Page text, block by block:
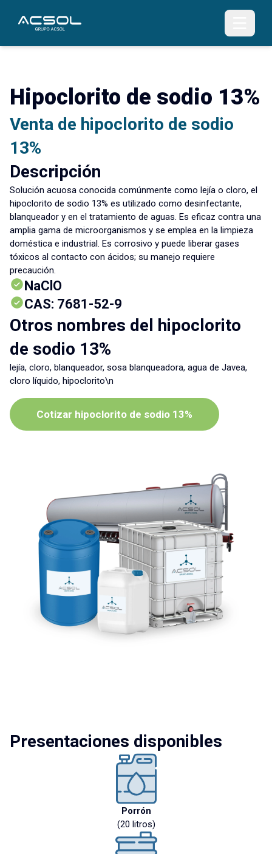
Hipoclorito de sodio 13%
Venta de hipoclorito de sodio
13%
Descripción
Solución acuosa conocida comúnmente como lejía o cloro, el
hipoclorito de sodio 13% es utilizado como desinfectante,
blanqueador y en el tratamiento de aguas. Es eficaz contra una
amplia gama de microorganismos y se emplea en la limpieza
doméstica e industrial. Es corrosivo y puede liberar gases
tóxicos al contacto con ácidos; su manejo requiere
precaución.
NaClO
CAS: 7681-52-9
Otros nombres del hipoclorito
de sodio 13%
lejía, cloro, blanqueador, sosa blanqueadora, agua de Javea,
cloro líquido, hipoclorito\n
Cotizar hipoclorito de sodio 13%
Presentaciones disponibles
Porrón
(20 litros)